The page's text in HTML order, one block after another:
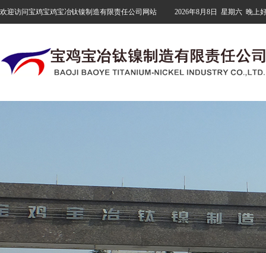
欢迎访问宝鸡宝鸡宝冶钛镍制造有限责任公司网站 2026年8月8日 星期六 晚上